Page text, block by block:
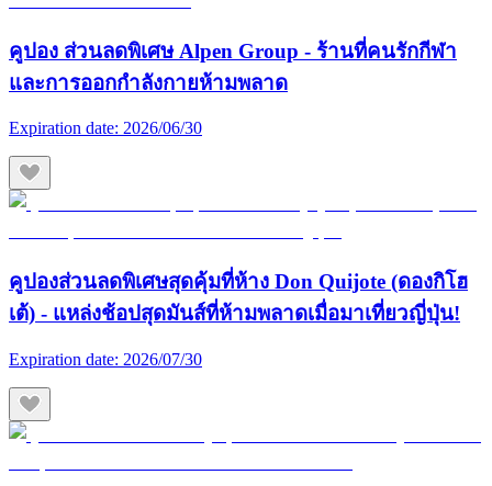
คูปอง ส่วนลดพิเศษ Alpen Group - ร้านที่คนรักกีฬา
และการออกกำลังกายห้ามพลาด
Expiration date: 2026/06/30
คูปองส่วนลดพิเศษสุดคุ้มที่ห้าง Don Quijote (ดองกิโฮ
เต้) - แหล่งช้อปสุดมันส์ที่ห้ามพลาดเมื่อมาเที่ยวญี่ปุ่น!
Expiration date: 2026/07/30